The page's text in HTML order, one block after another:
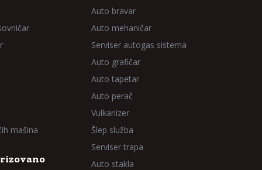
mašina
Auto bravar
Auto mehaničar
Serviser autogas sistema
Auto grafičar
Auto tapetar
Auto perač
Vulkanizer
Šlep služba
Serviser trapa
Auto stakla